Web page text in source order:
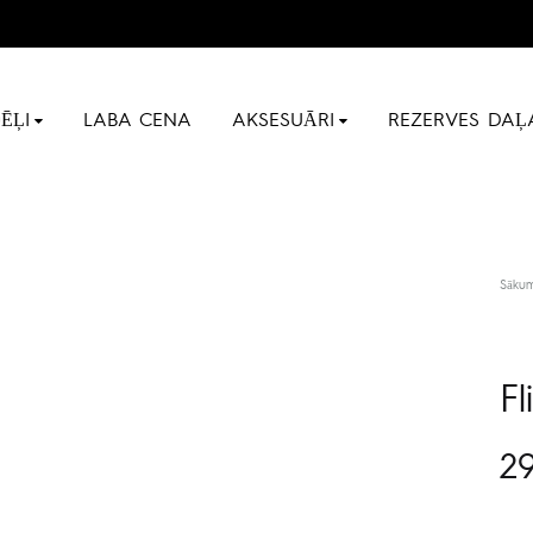
LABA CENA AKSESUĀRI REZERVES